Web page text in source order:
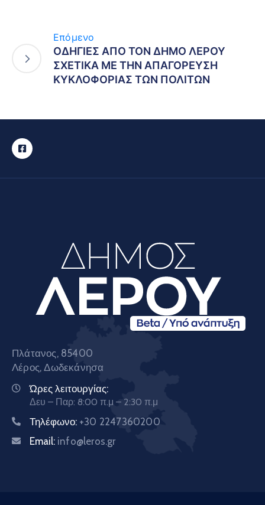
Επόμενο
ΟΔΗΓΙΕΣ ΑΠΟ ΤΟΝ ΔΗΜΟ ΛΕΡΟΥ
ΣΧΕΤΙΚΑ ΜΕ ΤΗΝ ΑΠΑΓΟΡΕΥΣΗ
ΚΥΚΛΟΦΟΡΙΑΣ ΤΩΝ ΠΟΛΙΤΩΝ
Πλάτανος, 85400
Λέρος, Δωδεκάνησα
Ώρες λειτουργίας:
Δευ – Παρ: 8:00 π.μ – 2:30 π.μ
Τηλέφωνο: +30 2247360200
Email: info@leros.gr